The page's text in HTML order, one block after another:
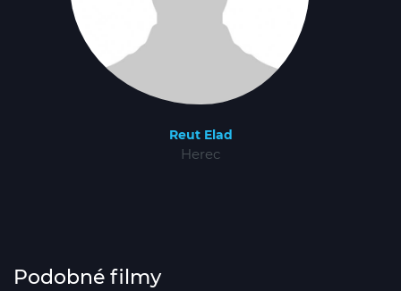
Reut Elad
Herec
Podobné filmy